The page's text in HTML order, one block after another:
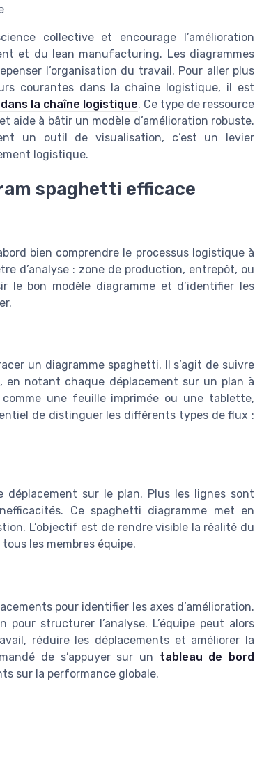
collective et encourage l’amélioration
et du lean manufacturing. Les diagrammes
l’organisation du travail. Pour aller plus
courantes dans la chaîne logistique, il est
la chaîne logistique. Ce type de ressource
aide à bâtir un modèle d’amélioration robuste.
un outil de visualisation, c’est un levier
logistique.
spaghetti efficace
bien comprendre le processus logistique à
d’analyse : zone de production, entrepôt, ou
le bon modèle diagramme et d’identifier les
un diagramme spaghetti. Il s’agit de suivre
en notant chaque déplacement sur un plan à
comme une feuille imprimée ou une tablette,
de distinguer les différents types de flux :
sur le plan. Plus les lignes sont
Ce spaghetti diagramme met en
L’objectif est de rendre visible la réalité du
les membres équipe.
pour identifier les axes d’amélioration.
structurer l’analyse. L’équipe peut alors
réduire les déplacements et améliorer la
de s’appuyer sur un tableau de bord
sur la performance globale.